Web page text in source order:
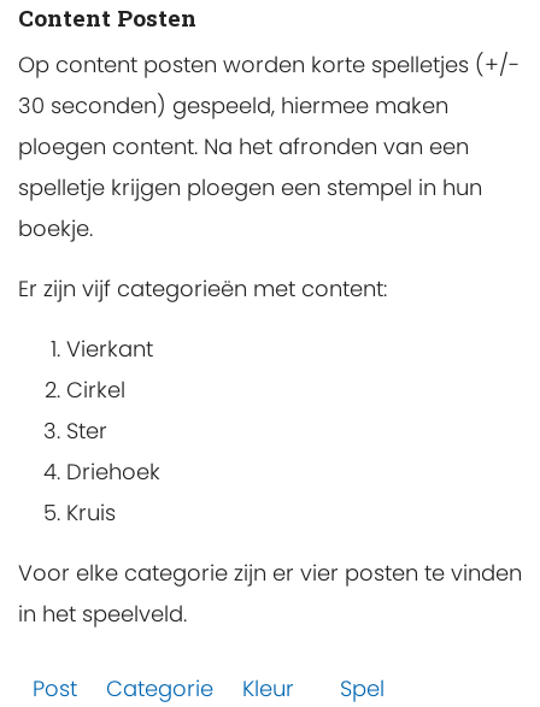
Content Posten
Op content posten worden korte spelletjes (+/-
30 seconden) gespeeld, hiermee maken
ploegen content. Na het afronden van een
spelletje krijgen ploegen een stempel in hun
boekje.
Er zijn vijf categorieën met content:
Vierkant
Cirkel
Ster
Driehoek
Kruis
Voor elke categorie zijn er vier posten te vinden
in het speelveld.
Post Categorie Kleur Spel